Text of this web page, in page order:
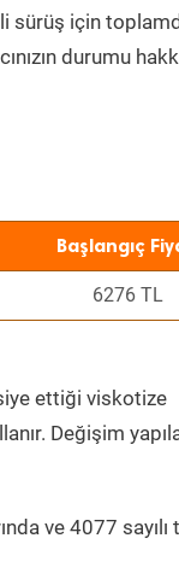
sürüş için
durumu
Başlangıç
6276 TL
ettiği viskotize
Değişim
ve 4077 sayılı